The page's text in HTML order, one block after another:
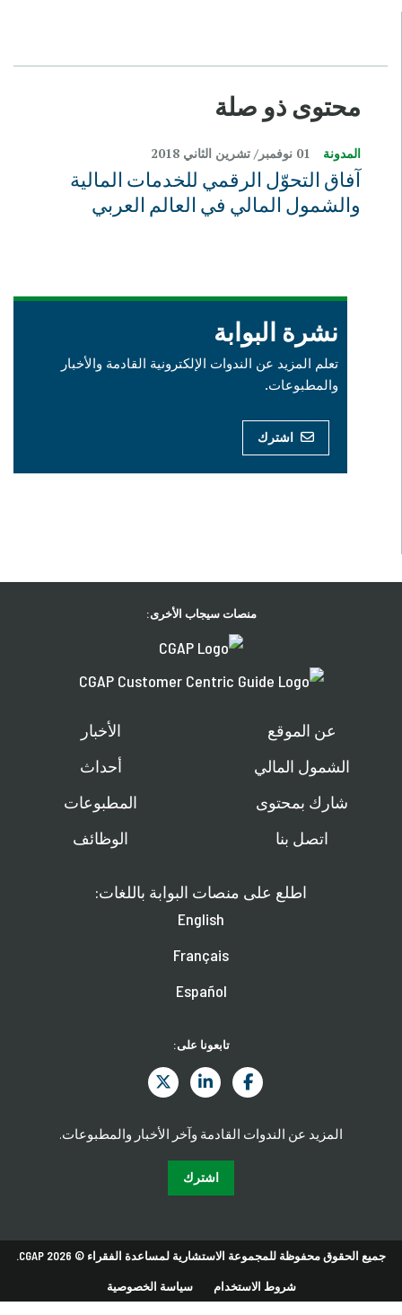
محتوى ذو صلة
المدونة 01 نوفمبر/ تشرين الثاني 2018
آفاق التحوّل الرقمي للخدمات المالية
والشمول المالي في العالم العربي
نشرة البوابة
تعلم المزيد عن الندوات الإلكترونية القادمة والأخبار
والمطبوعات.
اشترك
منصات سيجاب الأخرى:
عن الموقع
الشمول المالي
شارك بمحتوى
اتصل بنا
الأخبار
أحداث
المطبوعات
الوظائف
اطلع على منصات البوابة باللغات:
English
Français
Español
تابعونا على:
المزيد عن الندوات القادمة وآخر الأخبار والمطبوعات.
اشترك
جميع الحقوق محفوظة للمجموعة الاستشارية لمساعدة الفقراء © 2026 CGAP.
شروط الاستخدام سياسة الخصوصية